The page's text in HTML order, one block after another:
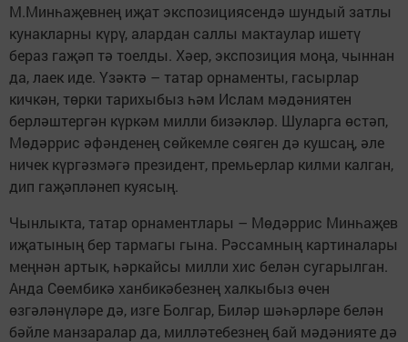
М.Минһаҗевнең иҗат экспозициясендә шундый затлы
кунакларны күрү, алардан саллы мактаулар ишетү
бераз гаҗәп тә тоелды. Хәер, экспозиция моңа, чыннан
да, лаек иде. Үзәктә – татар орнаменты, гасырлар
кичкән, төрки тарихыбыз һәм Ислам мәдәниятен
берләштергән күркәм милли бизәкләр. Шуларга өстәп,
Мөдәррис әфәнденең сөйкемле сөяген дә кушсаң, әле
ничек күргәзмәгә президент, премьерлар килми калган,
дип гаҗәпләнеп куясың.
Чынлыкта, татар орнаментлары – Мөдәррис Минһаҗев
иҗатының бер тармагы гына. Рәссамның картиналары
меңнән артык, һәркайсы милли хис белән сугарылган.
Анда Сөембикә ханбикәбезнең халкыбыз өчен
өзгәләнүләре дә, изге Болгар, Биләр шәһәрләре белән
бәйле манзаралар да, милләтебезнең бай мәдәнияте дә